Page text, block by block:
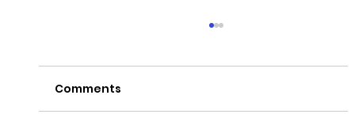
Comments